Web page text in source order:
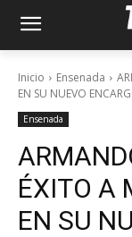
Inicio Ensenada
EN SU NUEVO
Ensenada
ÉXITO A
EN SU